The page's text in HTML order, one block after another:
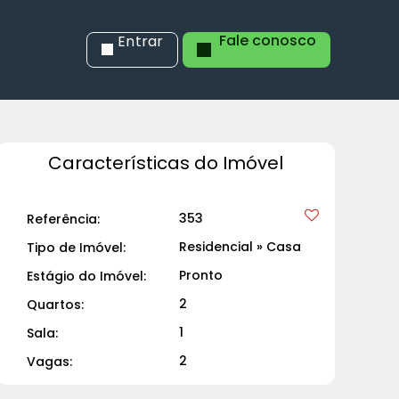
Fale conosco
Entrar
Características do Imóvel
Referência:
353
Tipo de Imóvel:
Residencial » Casa
Estágio do Imóvel:
Pronto
Quartos:
2
Sala:
1
Vagas:
2